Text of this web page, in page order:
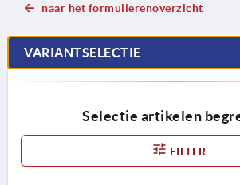
naar het formulierenoverzicht
VARIANTSELECTIE
Selectie artikelen
FILTER